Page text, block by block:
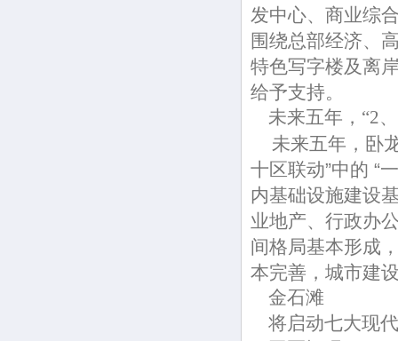
发中心、商业综
围绕总部经济、
特色写字楼及离
给予支持。
未来五年，“2
未来五年，卧
十区联动”中的 “
内基础设施建设
业地产、行政办
间格局基本形成
本完善，城市建
金石滩
将启动七大现